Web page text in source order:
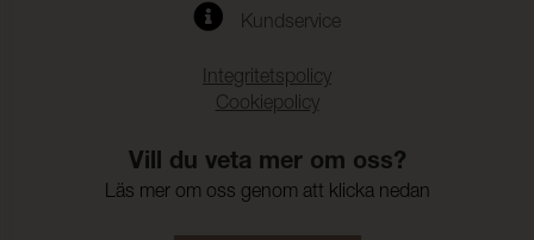
Kundservice
Integritetspolicy
Cookiepolicy
Vill du veta mer om oss?
Läs mer om oss genom att klicka nedan